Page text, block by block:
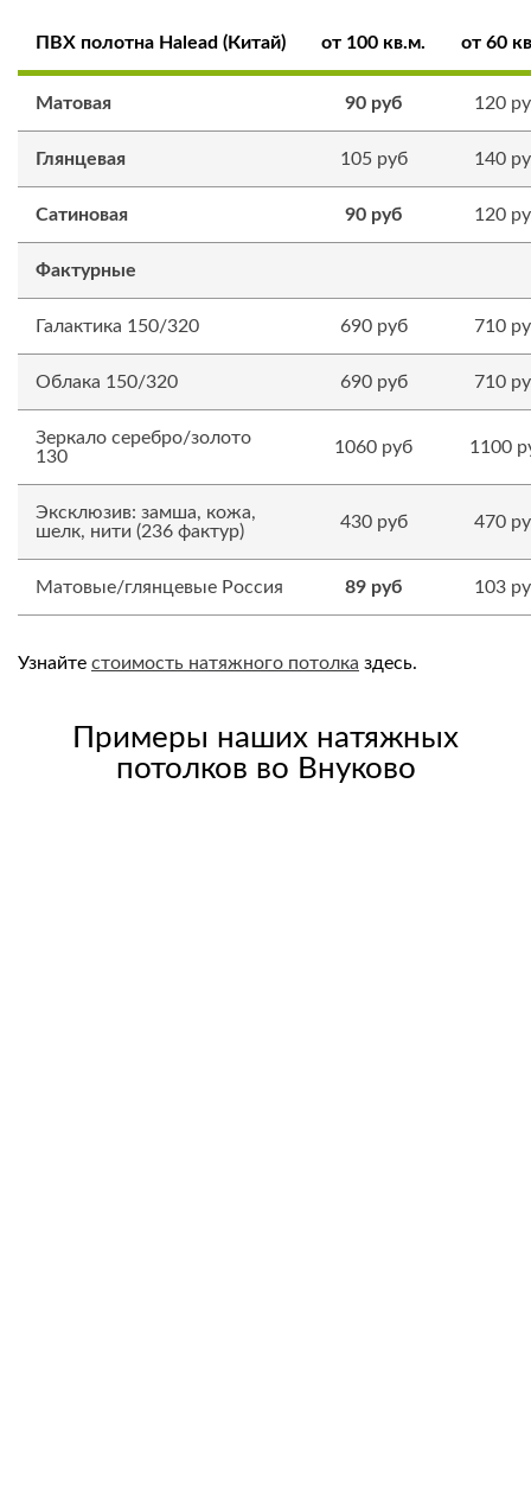
ПВХ полотна Halead (Китай) от 100 кв.м. от 60
Матовая 90 руб 120
Глянцевая 105 руб 140
Сатиновая 90 руб 120
Фактурные
Галактика 150/320 690 руб 710
Облака 150/320 690 руб 710
Зеркало серебро/золото
130
1060 руб 1100
Эксклюзив: замша, кожа,
шелк, нити (236 фактур)
430 руб 470
Матовые/глянцевые Россия 89 руб 103
Узнайте стоимость натяжного потолка здесь.
Примеры наших натяжных
потолков во Внуково